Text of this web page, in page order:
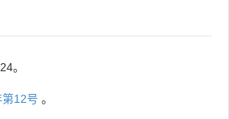
。
12号 。